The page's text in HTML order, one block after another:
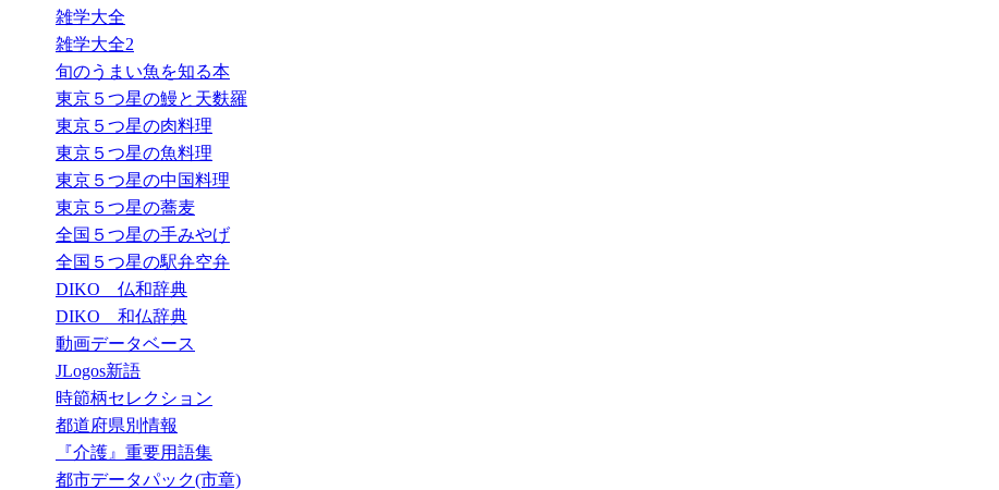
雑学大全
雑学大全2
旬のうまい魚を知る本
東京５つ星の鰻と天麩羅
東京５つ星の肉料理
東京５つ星の魚料理
東京５つ星の中国料理
東京５つ星の蕎麦
全国５つ星の手みやげ
全国５つ星の駅弁空弁
DIKO 仏和辞典
DIKO 和仏辞典
動画データベース
JLogos新語
時節柄セレクション
都道府県別情報
『介護』重要用語集
都市データパック(市章)